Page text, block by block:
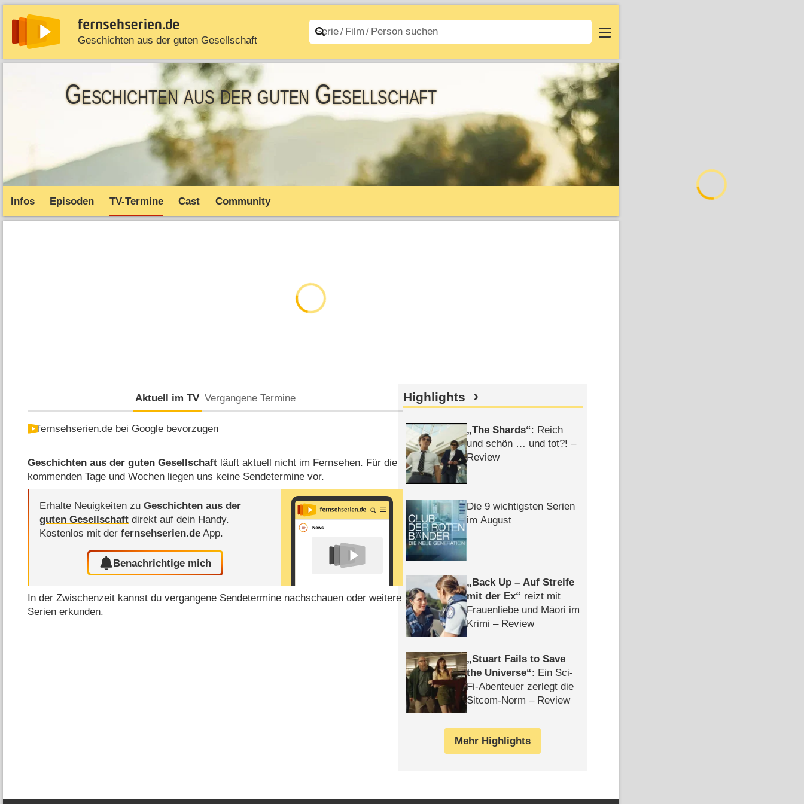
Geschichten aus der guten Gesellschaft
News Entdecken Streaming TV-Starts Serien A–Z Filme A–Z Login
Geschichten aus der guten Gesellschaft
Infos Episoden TV-Termine Cast Community
Aktuell im TV Vergangene Termine
fernsehserien.de bei Google bevorzugen
Geschichten aus der guten Gesellschaft läuft aktuell nicht im Fernsehen. Für die
kommenden Tage und Wochen liegen uns keine Sendetermine vor.
Erhalte Neuigkeiten zuGeschichten aus der
guten Gesellschaft direkt auf dein Handy.
Kostenlos mit derfernsehserien.de App.
Benachrichtige mich
In der Zwischenzeit kannst duvergangene Sendetermine nachschauen oder weitere
Serien erkunden.
Highlights
The Shards : Reich
und schön … und tot?! –
Review
Die 9 wichtigsten Serien
im August
Back Up – Auf Streife
mit der Ex
reizt mit
Frauenliebe und Māori im
Krimi – Review
Stuart Fails to Save
the Universe : Ein Sci-
Fi-Abenteuer zerlegt die
Sitcom-Norm – Review
Mehr Highlights